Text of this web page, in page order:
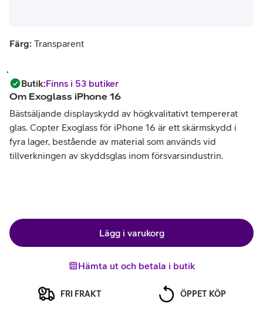
Färg: Transparent
Butik:Finns i 53 butiker
Om Exoglass iPhone 16
Bästsäljande displayskydd av högkvalitativt tempererat
glas. Copter Exoglass för iPhone 16 är ett skärmskydd i
fyra lager, bestående av material som används vid
tillverkningen av skyddsglas inom försvarsindustrin.
Lägg i varukorg
Hämta ut och betala i butik
FRI FRAKT ÖPPET KÖP